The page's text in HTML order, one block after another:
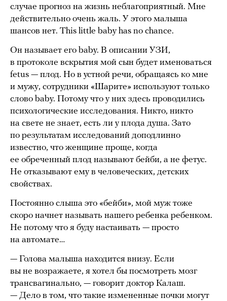
случае прогноз на жизнь неблагоприятный. Мне
действительно очень жаль. У этого малыша
шансов нет. This little baby has no chance.
Он называет его baby. В описании УЗИ,
в протоколе вскрытия мой сын будет именоваться
fetus — плод. Но в устной речи, обращаясь ко мне
и мужу, сотрудники «Шарите» используют только
слово baby. Потому что у них здесь проводились
психологические исследования. Никто, никто
на свете не знает, есть ли у плода душа. Зато
по результатам исследований доподлинно
известно, что женщине проще, когда
ее обреченный плод называют бейби, а не фетус.
Не отказывают ему в человеческих, детских
свойствах.
Постоянно слыша это «бейби», мой муж тоже
скоро начнет называть нашего ребенка ребенком.
Не потому что я буду настаивать — просто
на автомате…
— Голова малыша находится внизу. Если
вы не возражаете, я хотел бы посмотреть мозг
трансвагинально, — говорит доктор Калаш.
— Дело в том, что такие измененные почки могут